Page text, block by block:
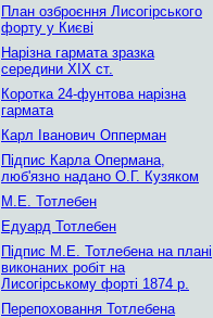
План озброєння Лисогірського
форту у Києві
Нарізна гармата зразка
середини ХІХ ст.
Коротка 24-фунтова нарізна
гармата
Карл Іванович Опперман
Підпис Карла Опермана,
люб'язно надано О.Г. Кузяком
М.Е. Тотлебен
Едуард Тотлебен
Підпис М.Е. Тотлебена на плані
виконаних робіт на
Лисогірському форті 1874 р.
Перепоховання Тотлебена